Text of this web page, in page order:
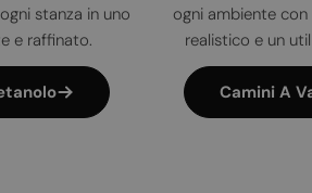
stanza in uno
e raffinato.
ogni ambiente
realistico e un
Camini A